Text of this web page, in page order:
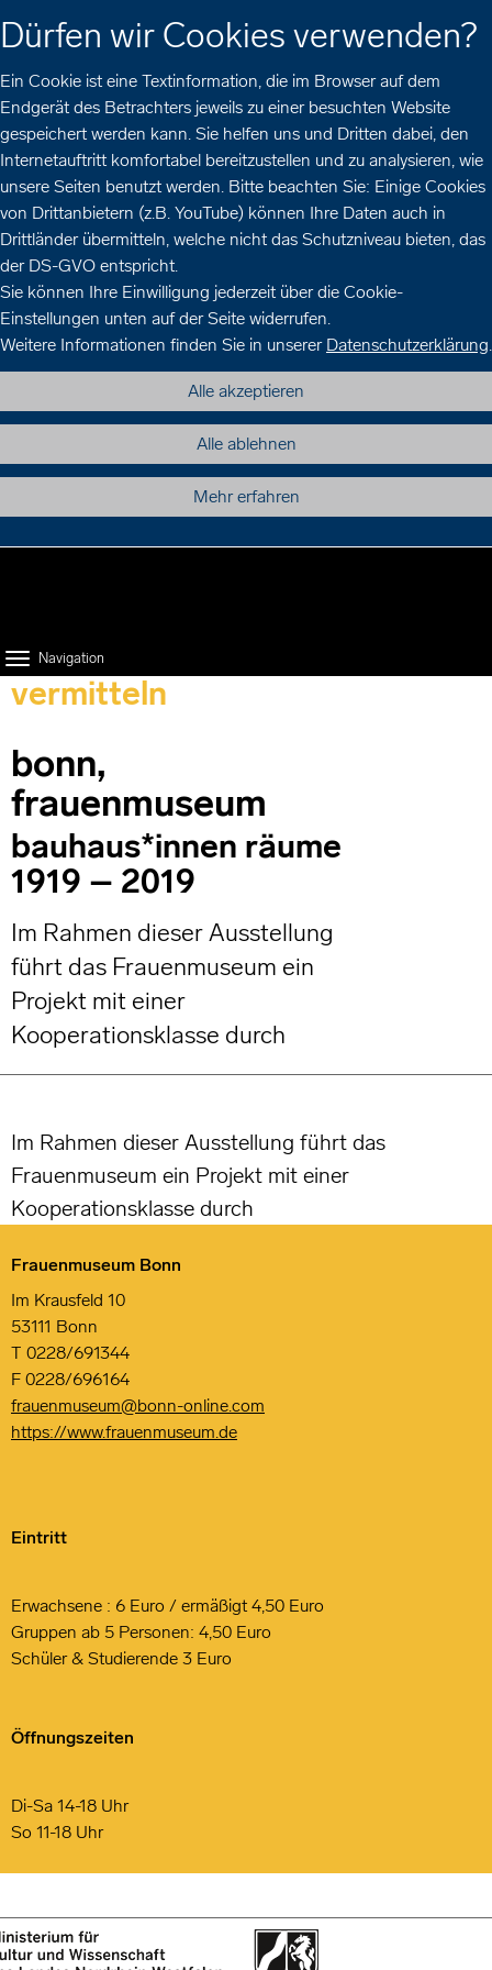
Dürfen wir Cookies verwenden?
Ein Cookie ist eine Textinformation, die im Browser auf dem
Endgerät des Betrachters jeweils zu einer besuchten Website
gespeichert werden kann. Sie helfen uns und Dritten dabei, den
Internetauftritt komfortabel bereitzustellen und zu analysieren, wie
unsere Seiten benutzt werden. Bitte beachten Sie: Einige Cookies
von Drittanbietern (z.B. YouTube) können Ihre Daten auch in
Drittländer übermitteln, welche nicht das Schutzniveau bieten, das
der DS-GVO entspricht.
Sie können Ihre Einwilligung jederzeit über die Cookie-
Einstellungen unten auf der Seite widerrufen.
Weitere Informationen finden Sie in unserer Datenschutzerklärung.
Alle akzeptieren
Alle ablehnen
Mehr erfahren
Navigation
vermitteln
bonn,
frauenmuseum
bauhaus*innen räume
1919 – 2019
Im Rahmen dieser Ausstellung
führt das Frauenmuseum ein
Projekt mit einer
Kooperationsklasse durch
Im Rahmen dieser Ausstellung führt das
Frauenmuseum ein Projekt mit einer
Kooperationsklasse durch
Frauenmuseum Bonn
Im Krausfeld 10
53111 Bonn
T 0228/691344
F 0228/696164
frauenmuseum@bonn-online.com
https://www.frauenmuseum.de
Eintritt
Erwachsene : 6 Euro / ermäßigt 4,50 Euro
Gruppen ab 5 Personen: 4,50 Euro
Schüler & Studierende 3 Euro
Öffnungszeiten
Di-Sa 14-18 Uhr
So 11-18 Uhr